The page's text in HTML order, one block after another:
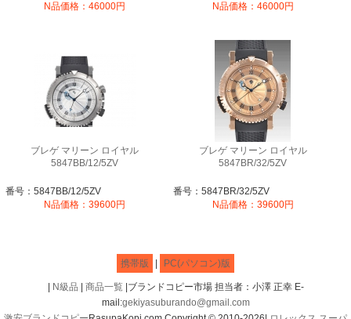
N品価格：46000円
N品価格：46000円
ブレゲ マリーン ロイヤル
5847BB/12/5ZV
番号：5847BB/12/5ZV
N品価格：39600円
ブレゲ マリーン ロイヤル
5847BR/32/5ZV
番号：5847BR/32/5ZV
N品価格：39600円
携帯版 PC(パソコン)版
N級品 商品一覧|ブランドコピー市場 担当者：小澤 正幸 E-
mail:gekiyasuburando@gmail.com